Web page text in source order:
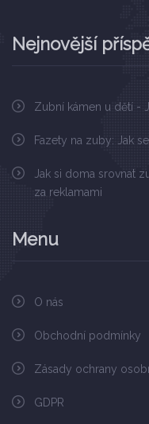
Nejnovější
Zubní kámen u dětí -
Fazety na zuby: Jak
Jak si doma srovnat
za reklamami
Menu
O nás
Obchodní podmínky
Zásady ochrany
GDPR